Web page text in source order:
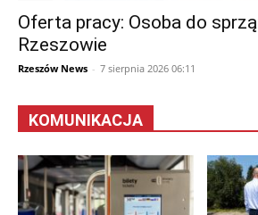
Oferta pracy: Osoba do
Rzeszowie
Rzeszów News - 7 sierpnia 2026 06:11
KOMUNIKACJA